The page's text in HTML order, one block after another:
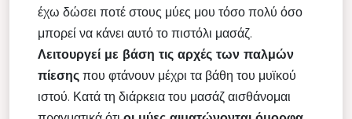
έχω δώσει ποτέ στους μύες μου τόσο πολύ όσο
μπορεί να κάνει αυτό το πιστόλι μασάζ.
Λειτουργεί με βάση τις αρχές των παλμών
πίεσης που φτάνουν μέχρι τα βάθη του μυϊκού
ιστού. Κατά τη διάρκεια του μασάζ αισθάνομαι